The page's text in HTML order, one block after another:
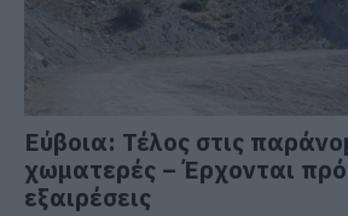
Εύβοια: Τέλος στις
χωματερές – Έρχονται
εξαιρέσεις